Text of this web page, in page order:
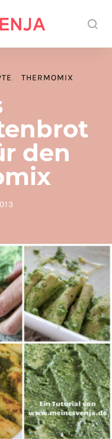
THERMOMIX
den